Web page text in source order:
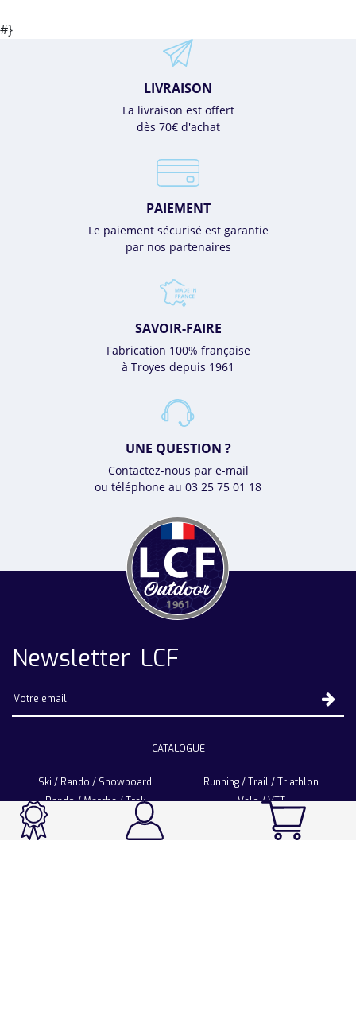
#}
LIVRAISON
La livraison est offert
dès 70€ d'achat
PAIEMENT
Le paiement sécurisé est garantie
par nos partenaires
SAVOIR-FAIRE
Fabrication 100% française
à Troyes depuis 1961
UNE QUESTION ?
Contactez-nous par e-mail
ou téléphone au 03 25 75 01 18
Newsletter LCF
CATALOGUE
Ski / Rando / Snowboard
Running / Trail / Triathlon
Rando / Marche / Trek
Velo / VTT
Après-ski
Chaussetterie
Sport Fashion